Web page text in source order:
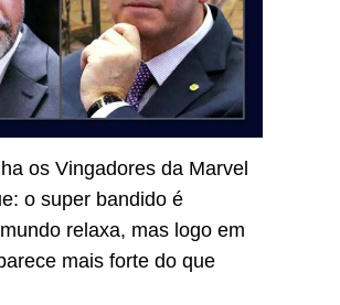
os Vingadores da Marvel
o super bandido é
relaxa, mas logo em
mais forte do que